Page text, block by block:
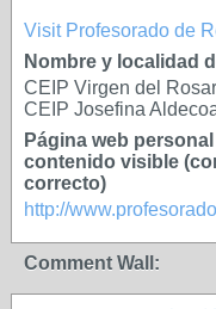
Visit Profesorado de
Nombre y localidad
CEIP Virgen del
CEIP Josefina
Página web
contenido visible
correcto)
http://
Comment Wall: